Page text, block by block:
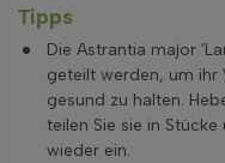
Tipps
Die Astrantia major
geteilt werden, um ihr
gesund zu halten.
teilen Sie sie in
wieder ein.